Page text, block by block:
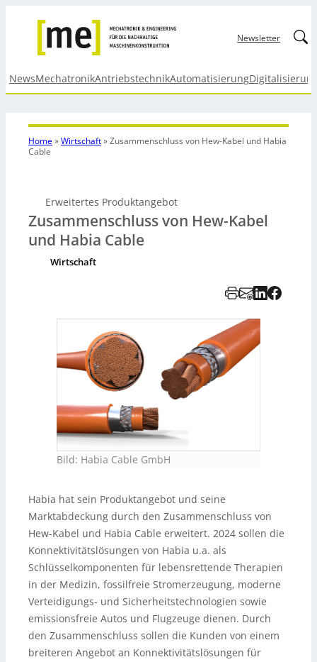
Newsletter
NewsMechatronikAntriebstechnikAutomatisierung
Home»Wirtschaft»Zusammenschluss von Hew-Kabel und Habia
Cable
Erweitertes Produktangebot
Zusammenschluss von Hew-Kabel
und Habia Cable
Wirtschaft
Bild: Habia Cable GmbH
Habia hat sein Produktangebot und seine
Marktabdeckung durch den Zusammenschluss von
Hew-Kabel und Habia Cable erweitert. 2024 sollen die
Konnektivitätslösungen von Habia u.a. als
Schlüsselkomponenten für lebensrettende Therapien
in der Medizin, fossilfreie Stromerzeugung, moderne
Verteidigungs- und Sicherheitstechnologien sowie
emissionsfreie Autos und Flugzeuge dienen. Durch
den Zusammenschluss sollen die Kunden von einem
breiteren Angebot an Konnektivitätslösungen für